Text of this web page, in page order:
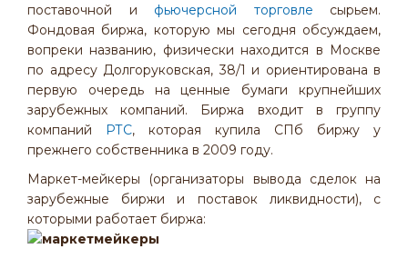
поставочной и фьючерсной торговле сырьем.
Фондовая биржа, которую мы сегодня обсуждаем,
вопреки названию, физически находится в Москве
по адресу Долгоруковская, 38/1 и ориентирована в
первую очередь на ценные бумаги крупнейших
зарубежных компаний. Биржа входит в группу
компаний РТС, которая купила СПб биржу у
прежнего собственника в 2009 году.
Маркет-мейкеры (организаторы вывода сделок на
зарубежные биржи и поставок ликвидности), с
которыми работает биржа: